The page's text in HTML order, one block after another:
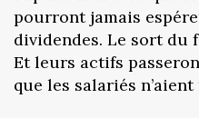
pourront jamais
dividendes. Le sort du
Et leurs actifs
que les salariés